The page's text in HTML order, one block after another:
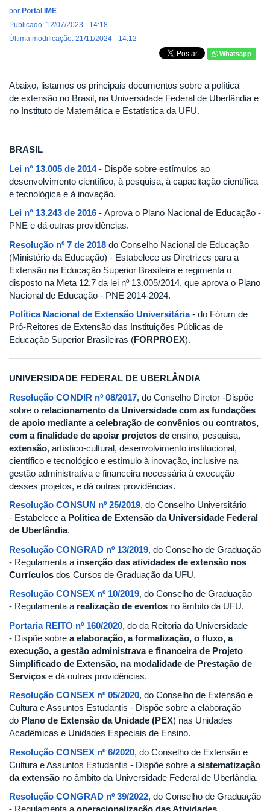
por Portal IME
Publicado: 12/07/2023 - 14:18
Última modificação: 21/11/2024 - 14:12
Whatsapp
Abaixo, listamos os principais documentos sobre a política
de extensão no Brasil, na Universidade Federal de Uberlândia e
no Instituto de Matemática e Estatística da UFU.
BRASIL
Lei n° 13.005 de 2014 - Dispõe sobre estímulos ao
desenvolvimento científico, à pesquisa, à capacitação científica
e tecnológica e à inovação.
Lei n° 13.243 de 2016 - Aprova o Plano Nacional de Educação -
PNE e dá outras providências.
Resolução nº 7 de 2018 do Conselho Nacional de Educação
(Ministério da Educação) - Estabelece as Diretrizes para a
Extensão na Educação Superior Brasileira e regimenta o
disposto na Meta 12.7 da lei nº 13.005/2014, que aprova o Plano
Nacional de Educação - PNE 2014-2024.
Política Nacional de Extensão Universitária- do Fórum de
Pró-Reitores de Extensão das Instituições Públicas de
Educação Superior Brasileiras (FORPROEX).
UNIVERSIDADE FEDERAL DE UBERLÂNDIA
Resolução CONDIR nº 08/2017, do Conselho Diretor -Dispõe
sobre o relacionamento da Universidade com as fundações
de apoio mediante a celebração de convênios ou contratos,
com a finalidade de apoiar projetos de ensino, pesquisa,
extensão, artístico-cultural, desenvolvimento institucional,
científico e tecnológico e estímulo à inovação, inclusive na
gestão administrativa e financeira necessária à execução
desses projetos, e dá outras providências.
Resolução CONSUN nº 25/2019, do Conselho Universitário
- Estabelece a Política de Extensão da Universidade Federal
de Uberlândia.
Resolução CONGRAD nº 13/2019, do Conselho de Graduação
- Regulamenta a inserção das atividades de extensão nos
Currículos dos Cursos de Graduação da UFU.
Resolução CONSEX nº 10/2019, do Conselho de Graduação
- Regulamenta a realização de eventos no âmbito da UFU.
Portaria REITO nº 160/2020, do da Reitoria da Universidade
- Dispõe sobre a elaboração, a formalização, o fluxo, a
execução, a gestão administrava e financeira de Projeto
Simplificado de Extensão, na modalidade de Prestação de
Serviços e dá outras providências.
Resolução CONSEX nº 05/2020, do Conselho de Extensão e
Cultura e Assuntos Estudantis - Dispõe sobre a elaboração
do Plano de Extensão da Unidade (PEX) nas Unidades
Acadêmicas e Unidades Especiais de Ensino.
Resolução CONSEX nº 6/2020, do Conselho de Extensão e
Cultura e Assuntos Estudantis - Dispõe sobre a sistematização
da extensão no âmbito da Universidade Federal de Uberlândia.
Resolução CONGRAD nº 39/2022, do Conselho de Graduação
- Regulamenta a operacionalização das Atividades